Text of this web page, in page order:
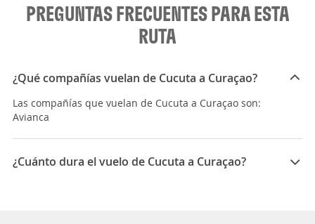
PREGUNTAS FRECUENTES PARA ESTA
RUTA
¿Qué compañías vuelan de Cucuta a Curaçao?
Las compañías que vuelan de Cucuta a Curaçao son:
Avianca
¿Cuánto dura el vuelo de Cucuta a Curaçao?